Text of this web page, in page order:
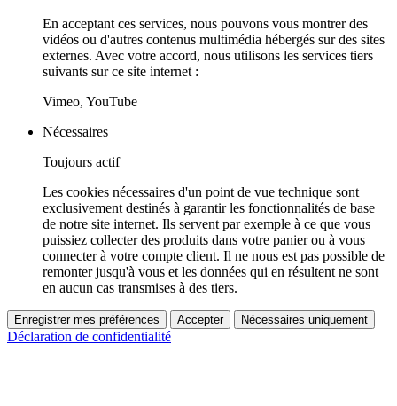
En acceptant ces services, nous pouvons vous montrer des
vidéos ou d'autres contenus multimédia hébergés sur des sites
externes. Avec votre accord, nous utilisons les services tiers
suivants sur ce site internet :
Vimeo, YouTube
Nécessaires
Toujours actif
Les cookies nécessaires d'un point de vue technique sont
exclusivement destinés à garantir les fonctionnalités de base
de notre site internet. Ils servent par exemple à ce que vous
puissiez collecter des produits dans votre panier ou à vous
connecter à votre compte client. Il ne nous est pas possible de
remonter jusqu'à vous et les données qui en résultent ne sont
en aucun cas transmises à des tiers.
Enregistrer mes préférences Accepter Nécessaires uniquement
Déclaration de confidentialité